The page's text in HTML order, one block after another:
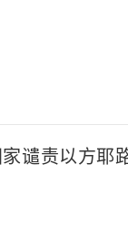
谴责以方耶